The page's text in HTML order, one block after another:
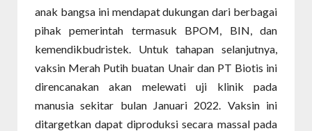
anak bangsa ini mendapat dukungan dari berbagai
pihak pemerintah termasuk BPOM, BIN, dan
kemendikbudristek. Untuk tahapan selanjutnya,
vaksin Merah Putih buatan Unair dan PT Biotis ini
direncanakan akan melewati uji klinik pada
manusia sekitar bulan Januari 2022. Vaksin ini
ditargetkan dapat diproduksi secara massal pada